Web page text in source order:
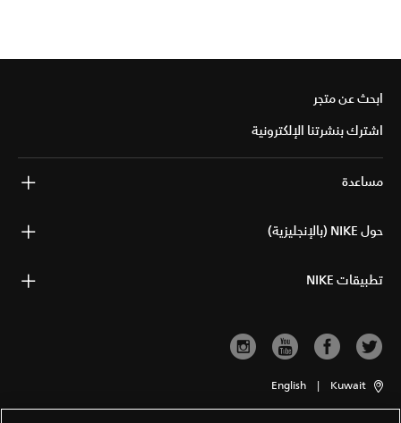
ابحث عن متجر
اشترك بنشرتنا الإلكترونية
مساعدة
حول NIKE (بالإنجليزية)
تطبيقات NIKE
Kuwait
|
English